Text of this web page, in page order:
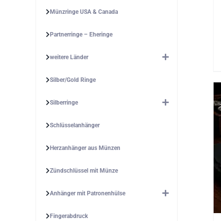
Münzringe USA & Canada
Partnerringe – Eheringe
weitere Länder
Silber/Gold Ringe
Silberringe
Schlüsselanhänger
Herzanhänger aus Münzen
Zündschlüssel mit Münze
Anhänger mit Patronenhülse
Fingerabdruck